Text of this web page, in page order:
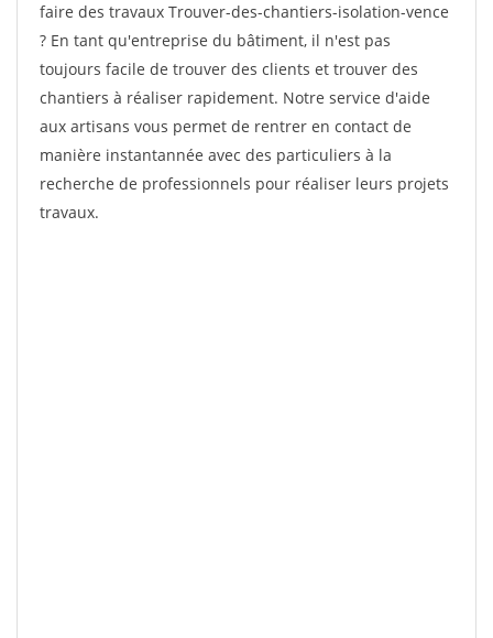
faire des travaux Trouver-des-chantiers-isolation-vence
? En tant qu'entreprise du bâtiment, il n'est pas
toujours facile de trouver des clients et trouver des
chantiers à réaliser rapidement. Notre service d'aide
aux artisans vous permet de rentrer en contact de
manière instantannée avec des particuliers à la
recherche de professionnels pour réaliser leurs projets
travaux.